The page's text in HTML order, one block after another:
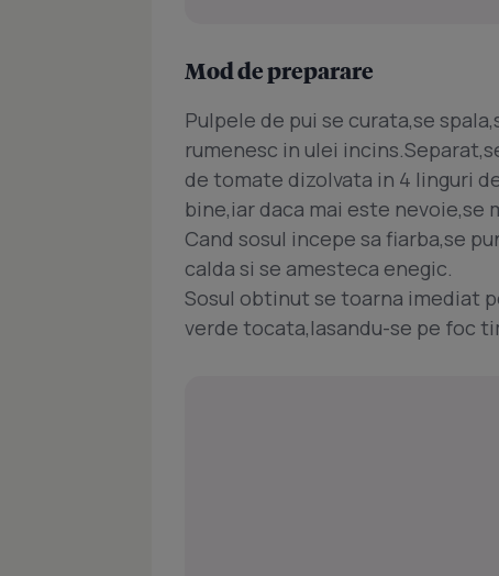
Mod de preparare
Pulpele de pui se curata,se
rumenesc in ulei
de tomate dizolvata in 4 linguri
bine,iar daca mai este nevoie,se
Cand sosul incepe sa fiarba,se
calda si se amesteca enegic.
Sosul obtinut se toarna imediat
verde tocata,lasandu-se pe foc